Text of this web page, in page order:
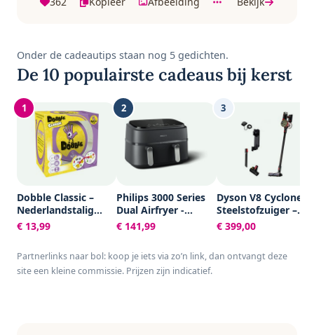
Onder de cadeautips staan nog 5 gedichten.
De 10 populairste cadeaus bij kerst
1
Dobble Classic –
Nederlandstalig
Kaartspel voor 2 tot
8 spelers - Leuk
jaar - Het
razendsnelle
€ 13,99
2
Philips 3000 Series
Dual Airfryer -
NA351/00 - Dubbele
Mand - 9L - Tot 6
Zwart/Zilver
€ 141,99
3
Dyson V8 Cyclone –
Steelstofzuiger –
150AW – 60 min
€ 399,00
Partnerlinks naar bol: koop je iets via zo’n link, dan ontvangt deze
site een kleine commissie. Prijzen zijn indicatief.